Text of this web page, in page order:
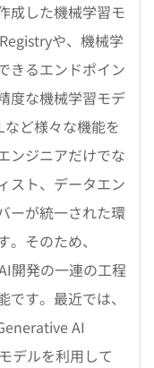
成した機械学習モ
や、機械学
きるエンドポイン
度な機械学習モデ
ど様々な機能を
ンジニアだけでな
スト、データエン
ーが統一された環
そのため、
開発の一連の工程
す。最近では、
AI
デルを利用して